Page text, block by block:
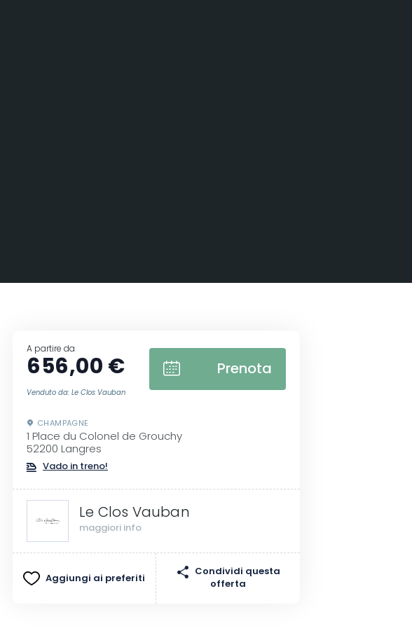
A partire da
656,00 €
Venduto da: Le Clos Vauban
Prenota
CHAMPAGNE
1 Place du Colonel de Grouchy
52200 Langres
Vado in treno!
Le Clos Vauban
maggiori info
Aggiungi ai preferiti
Condividi questa
offerta